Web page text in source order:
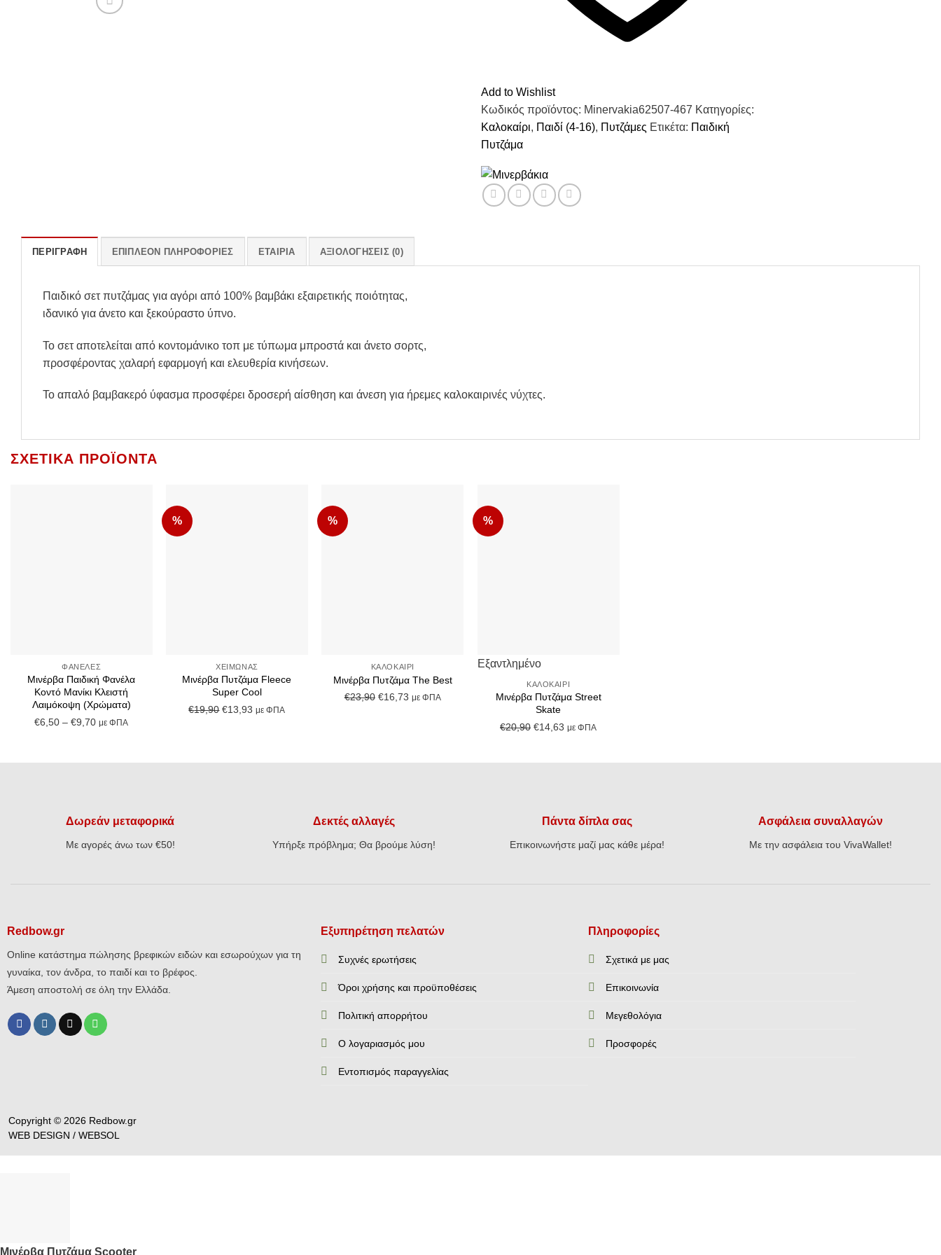
Add to Wishlist
Κωδικός προϊόντος: Minervakia62507-467 Κατηγορίες:
Καλοκαίρι, Παιδί (4-16), Πυτζάμες Ετικέτα: Παιδική
Πυτζάμα
ΠΕΡΙΓΡΑΦΉ ΕΠΙΠΛΈΟΝ ΠΛΗΡΟΦΟΡΊΕΣ ΕΤΑΙΡΊΑ ΑΞΙΟΛΟΓΉΣΕΙΣ (0)
Παιδικό σετ πυτζάμας για αγόρι από 100% βαμβάκι εξαιρετικής ποιότητας,
ιδανικό για άνετο και ξεκούραστο ύπνο.
Το σετ αποτελείται από κοντομάνικο τοπ με τύπωμα μπροστά και άνετο σορτς,
προσφέροντας χαλαρή εφαρμογή και ελευθερία κινήσεων.
Το απαλό βαμβακερό ύφασμα προσφέρει δροσερή αίσθηση και άνεση για ήρεμες καλοκαιρινές νύχτες.
ΣΧΕΤΙΚΆ ΠΡΟΪΌΝΤΑ
ΦΑΝΈΛΕΣ
Μινέρβα Παιδική Φανέλα
Κοντό Μανίκι Κλειστή
Λαιμόκοψη (Χρώματα)
€6,50 – €9,70Price
με ΦΠΑ
%
ΧΕΙΜΏΝΑΣ
Μινέρβα Πυτζάμα Fleece
Super Cool
€19,90 Original
€13,93 Η
με ΦΠΑ
%
ΚΑΛΟΚΑΊΡΙ
Μινέρβα Πυτζάμα The Best
€23,90 Original
€16,73Η
€16,73.
με ΦΠΑ
%
+
Εξαντλημένο
ΚΑΛΟΚΑΊΡΙ
Μινέρβα Πυτζάμα Street
Skate
€20,90 Original
€14,63 Η
με ΦΠΑ
Δωρεάν μεταφορικά
Με αγορές άνω των €50!
Δεκτές αλλαγές
Υπήρξε πρόβλημα; Θα βρούμε λύση!
Πάντα δίπλα σας
Επικοινωνήστε μαζί μας κάθε μέρα!
Ασφάλεια συναλλαγών
Με την ασφάλεια του VivaWallet!
Redbow.gr
Online κατάστημα πώλησης βρεφικών ειδών και εσωρούχων για τη
γυναίκα, τον άνδρα, το παιδί και το βρέφος.
Άμεση αποστολή σε όλη την Ελλάδα.
Εξυπηρέτηση πελατών
Συχνές ερωτήσεις
Όροι χρήσης και προϋποθέσεις
Πολιτική απορρήτου
Ο λογαριασμός μου
Εντοπισμός παραγγελίας
Πληροφορίες
Σχετικά με μας
Επικοινωνία
Mεγεθολόγια
Προσφορές
Copyright © 2026 Redbow.gr
WEB DESIGN / WEBSOL
Μινέρβα Πυτζάμα Scooter